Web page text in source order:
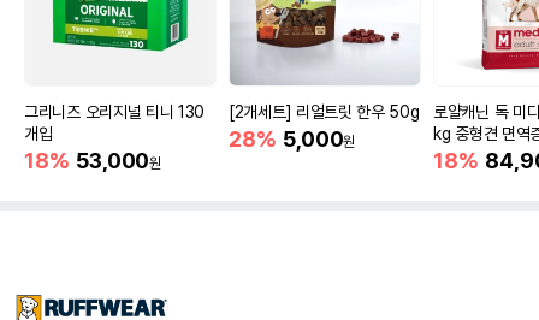
그리니즈 오리지널 티니 130
개입
18% 53,000원
[2개세트] 리얼트릿 한우 50g
28% 5,000원
로얄캐닌 독 미
kg 중형견 면역
18%